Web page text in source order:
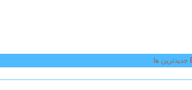
جدیدترین ها